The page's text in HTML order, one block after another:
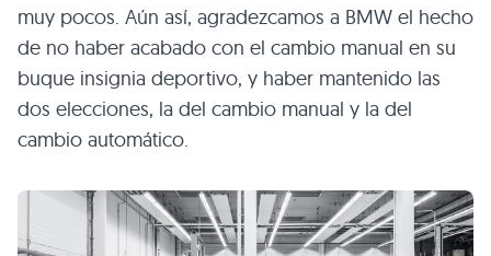
muy pocos. Aún así, agradezcamos a BMW el hecho
de no haber acabado con el cambio manual en su
buque insignia deportivo, y haber mantenido las
dos elecciones, la del cambio manual y la del
cambio automático.